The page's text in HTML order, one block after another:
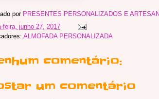
por PRESENTES PERSONALIZADOS E
feira, junho 27, 2017
ALMOFADA PERSONALIZADA
comentário:
um comentário